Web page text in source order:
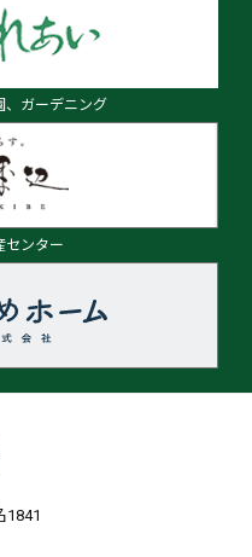
、ガーデニング
センター
1841